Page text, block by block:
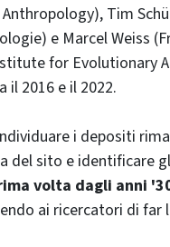
Tim
e Marcel Weiss
for Evolutionary
il 2016 e il 2022.
i depositi
del sito e identificare
volta dagli anni
ai ricercatori di far